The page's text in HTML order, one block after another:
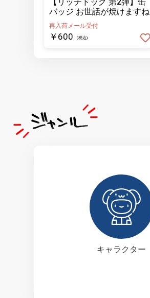
バッジ お世話が焼けますね
再入荷メール受付
￥600 (税込)
キャラクター